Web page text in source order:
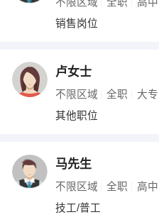
销售岗位
卢女士
不限区域 全职 大专
其他职位
马先生
不限区域 全职 高中
技工/普工